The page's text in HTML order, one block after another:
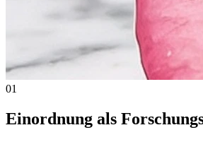
01
Einordnung als